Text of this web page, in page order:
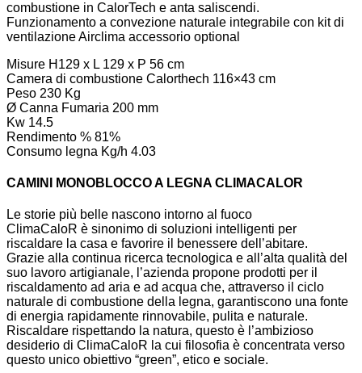
combustione in CalorTech e anta saliscendi.
Funzionamento a convezione naturale integrabile con kit di
ventilazione Airclima accessorio optional
Misure H129 x L 129 x P 56 cm
Camera di combustione Calorthech 116×43 cm
Peso 230 Kg
Ø Canna Fumaria 200 mm
Kw 14.5
Rendimento % 81%
Consumo legna Kg/h 4.03
CAMINI MONOBLOCCO A LEGNA CLIMACALOR
Le storie più belle nascono intorno al fuoco
ClimaCaloR è sinonimo di soluzioni intelligenti per
riscaldare la casa e favorire il benessere dell’abitare.
Grazie alla continua ricerca tecnologica e all’alta qualità del
suo lavoro artigianale, l’azienda propone prodotti per il
riscaldamento ad aria e ad acqua che, attraverso il ciclo
naturale di combustione della legna, garantiscono una fonte
di energia rapidamente rinnovabile, pulita e naturale.
Riscaldare rispettando la natura, questo è l’ambizioso
desiderio di ClimaCaloR la cui filosofia è concentrata verso
questo unico obiettivo “green”, etico e sociale.